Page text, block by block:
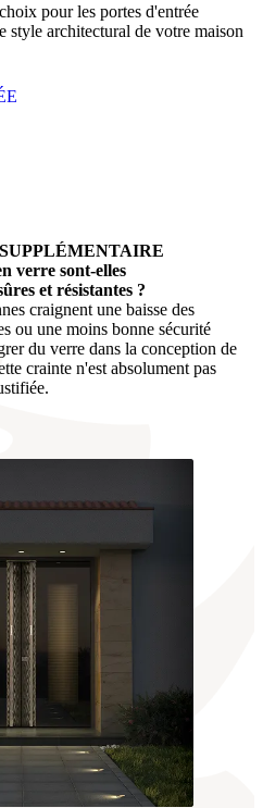
pour les portes d'entrée
style architectural de votre maison
verre sont-elles
et résistantes ?
craignent une baisse des
ou une moins bonne sécurité
du verre dans la conception de
crainte n'est absolument pas